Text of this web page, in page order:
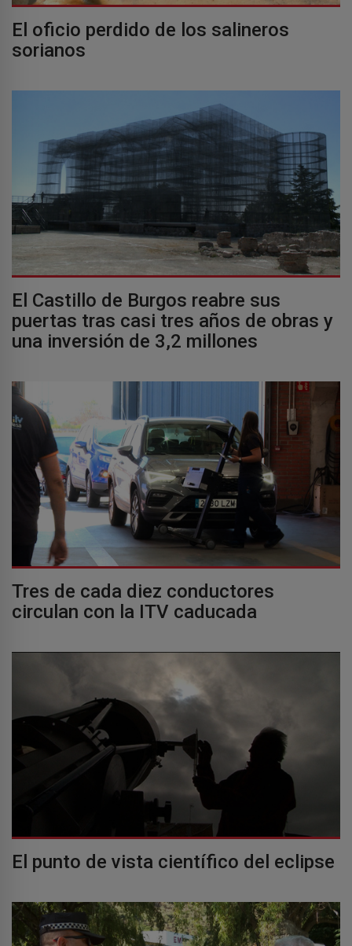
El oficio perdido de los salineros
sorianos
El Castillo de Burgos reabre sus
puertas tras casi tres años de obras y
una inversión de 3,2 millones
Tres de cada diez conductores
circulan con la ITV caducada
El punto de vista científico del eclipse